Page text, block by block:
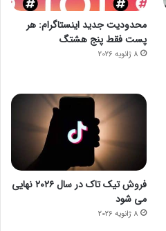
محدودیت جدید اینستاگرام: هر
پست فقط پنج هشتگ
8 ژانویه 2026
فروش تیک تاک در سال ۲۰۲۶ نهایی
می شود
8 ژانویه 2026